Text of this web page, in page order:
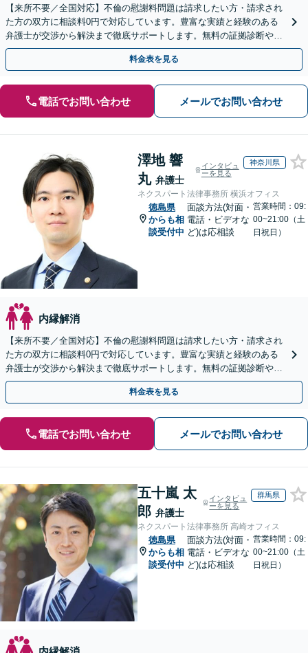
【来所不要／全国対応】不倫の慰謝料問題は請求したい方・請求され
た方の双方に相談料0円で対応しています。豊富な実績と経験のある
弁護士が交渉から解決まで徹底サポートします。無料の証拠診断や着
手金の返還保証もありますので安心してご相談ください。
料金表を見る
電話でお問い合わせ メールでお問い合わせ
澤地 響
丸 弁護士
インタビュ
ーを見る
神奈川県
ネクスパート法律事務所 横浜オフィス
徳島県
からも相
談受付中
面談方法(対面・
電話・ビデオな
ど)は応相談
営業時間：09:
00~21:00（土
日祝日）
内縁解消
【来所不要／全国対応】不倫の慰謝料問題は請求したい方・請求され
た方の双方に相談料0円で対応しています。豊富な実績と経験のある
弁護士が交渉から解決まで徹底サポートします。無料の証拠診断や着
手金の返還保証もありますので安心してご相談ください。
料金表を見る
電話でお問い合わせ メールでお問い合わせ
五十嵐 太
郎 弁護士
インタビュ
ーを見る
群馬県
ネクスパート法律事務所 高崎オフィス
徳島県
からも相
談受付中
面談方法(対面・
電話・ビデオな
ど)は応相談
営業時間：09:
00~21:00（土
日祝日）